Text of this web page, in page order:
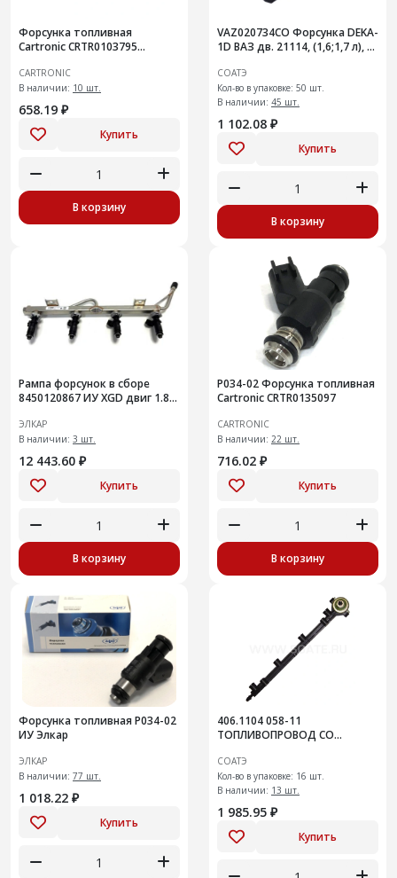
Форсунка топливная
Cartronic CRTR0103795
RENAULT
CARTRONIC
В наличии: 10 шт.
658.19 ₽
Купить
В корзину
VAZ020734СО Форсунка DEKA-
1D ВАЗ дв. 21114, (1,6;1,7 л), 8
СОАТЭ
Кол-во в упаковке: 50 шт.
В наличии: 45 шт.
1 102.08 ₽
Купить
В корзину
Рампа форсунок в сборе
8450120867 ИУ XGD двиг 1.8
ЭЛКАР
В наличии: 3 шт.
12 443.60 ₽
Купить
В корзину
P034-02 Форсунка топливная
Cartronic CRTR0135097
CARTRONIC
В наличии: 22 шт.
716.02 ₽
Купить
В корзину
Форсунка топливная P034-02
ИУ Элкар
ЭЛКАР
В наличии: 77 шт.
1 018.22 ₽
Купить
406.1104 058-11
ТОПЛИВОПРОВОД СО
двигателями ЗМЗ 4062.10,
40522.10, 4052.10
СОАТЭ
Кол-во в упаковке: 16 шт.
В наличии: 13 шт.
1 985.95 ₽
Купить